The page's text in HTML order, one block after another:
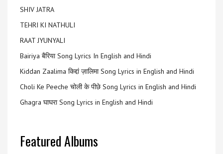
SHIV JATRA
TEHRI KI NATHULI
RAAT JYUNYALI
Bairiya बैरिया Song Lyrics In English and Hindi
Kiddan Zaalima किद्दां ज़ालिमा Song Lyrics in English and Hindi
Choli Ke Peeche चोली के पीछे Song Lyrics in English and Hindi
Ghagra घाघरा Song Lyrics in English and Hindi
Featured Albums